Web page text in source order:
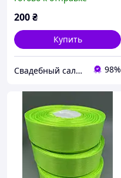
200₴
Купить
Свадебный салон "ПРИНЦЕССА" 98%